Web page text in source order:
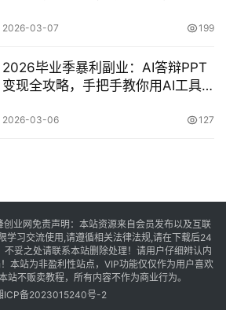
2026-03-07 199
2026毕业季暴利副业：AI答辩PPT
变现全攻略，手把手教你用AI工具
2026-03-06 127
创业网免责声明：本站资源来自会员发布以及互联
学习交流使用,请遵循相关法律法规,请在下载后24
不妥之处请联系本站删除处理！请用户仔细辨认内
本站为非盈利性站点，VIP功能仅仅作为用户喜欢
站不贩卖教程，所有内容不作为商业行为。
ICP备2023015240号-2